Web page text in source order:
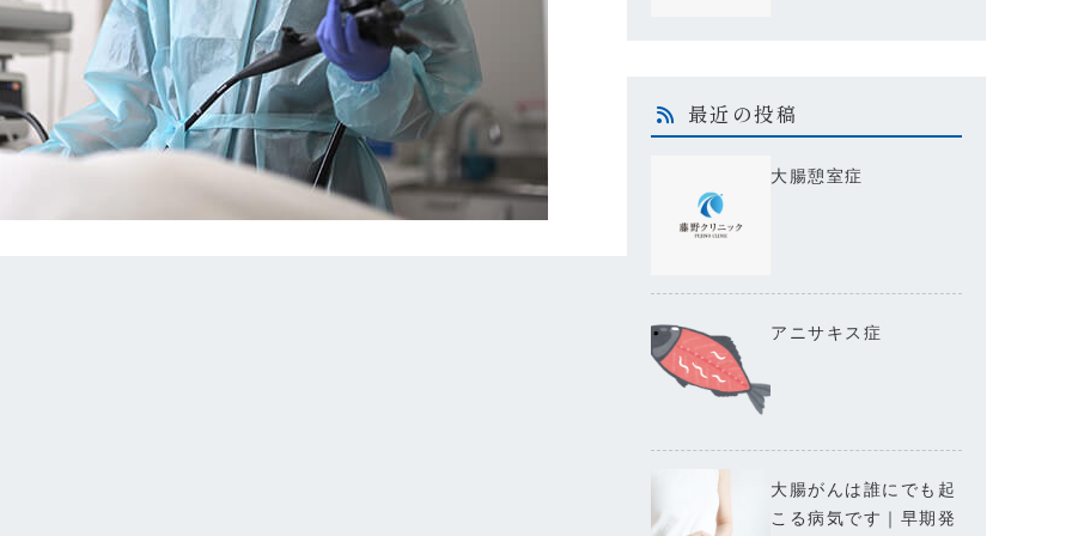
最近の投稿
大腸憩室症
アニサキス症
大腸がんは誰にでも起
こる病気です｜早期発